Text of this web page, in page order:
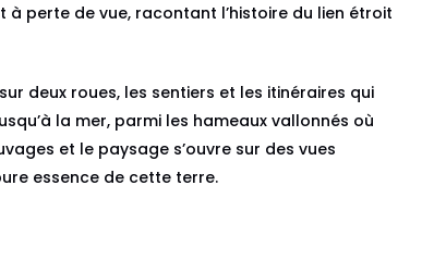
à perte de vue, racontant l’histoire du lien étroit
deux roues, les sentiers et les itinéraires qui
la mer, parmi les hameaux vallonnés où
et le paysage s’ouvre sur des vues
essence de cette terre.